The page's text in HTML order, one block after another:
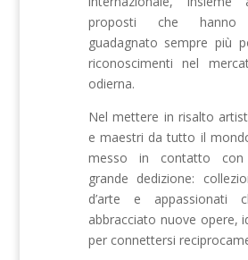
proposti che
guadagnato sempre più
riconoscimenti nel
odierna.
Nel mettere in risalto
e maestri da tutto il
messo in contatto
grande dedizione:
d’arte e appassionati
abbracciato nuove opere,
per connettersi